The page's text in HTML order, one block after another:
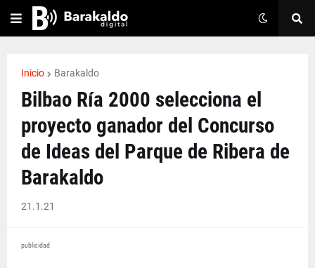
Inicio Barakaldo
Bilbao Ría 2000 selecciona el
proyecto ganador del Concurso
de Ideas del Parque de Ribera de
Barakaldo
21.1.21
publicidad